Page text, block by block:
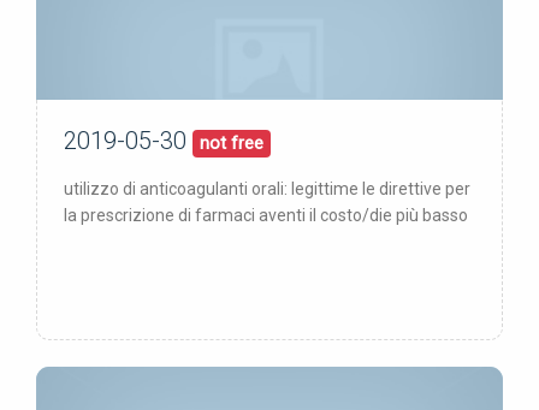
pubblicata:30/05/19
2019-05-30 not free
utilizzo di anticoagulanti orali: legittime le direttive per
la prescrizione di farmaci aventi il costo/die più basso